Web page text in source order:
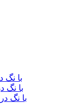
(با
(با نگ
(با نگ